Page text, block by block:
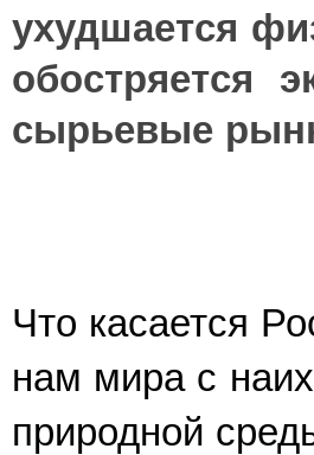
ухудшается
обостряется
сырьевые
Что касается
нам мира с
при­родной